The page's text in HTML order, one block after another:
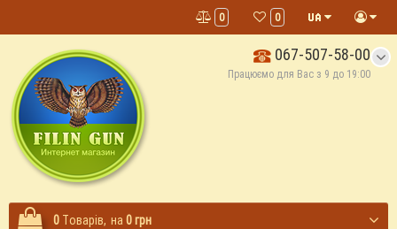
0
0
067-507-58-00
Працюємо для Вас з 9 до 19:00
0 Tоварів, на 0 грн